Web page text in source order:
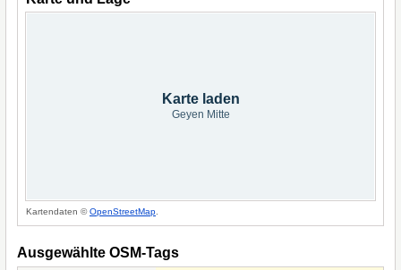
Karte laden
Geyen Mitte
Kartendaten ©OpenStreetMap
Ausgewählte OSM-Tags